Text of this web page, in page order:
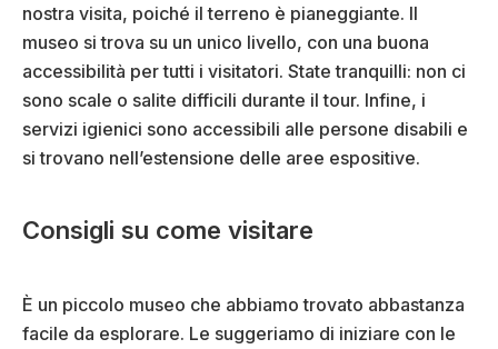
nostra visita, poiché il terreno è pianeggiante. Il
museo si trova su un unico livello, con una buona
accessibilità per tutti i visitatori. State tranquilli: non ci
sono scale o salite difficili durante il tour. Infine, i
servizi igienici sono accessibili alle persone disabili e
si trovano nell’estensione delle aree espositive.
Consigli su come visitare
È un piccolo museo che abbiamo trovato abbastanza
facile da esplorare. Le suggeriamo di iniziare con le